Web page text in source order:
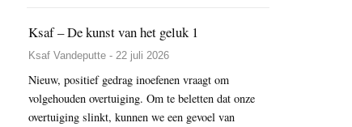
Ksaf – De kunst van het geluk 1
Ksaf Vandeputte - 22 juli 2026
Nieuw, positief gedrag inoefenen vraagt om
volgehouden overtuiging. Om te beletten dat onze
overtuiging slinkt, kunnen we een gevoel van